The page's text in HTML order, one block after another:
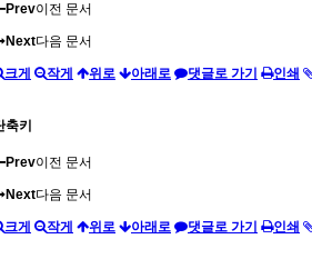
Prev이전 문서
Next다음 문서
크게 작게 위로 아래로 댓글로 가기 인쇄
축키
Prev이전 문서
Next다음 문서
크게 작게 위로 아래로 댓글로 가기 인쇄